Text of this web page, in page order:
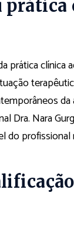
prática clínica
Dra. Nara
do profissional